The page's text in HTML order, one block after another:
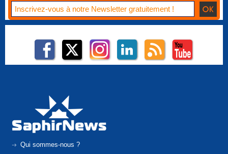
Qui sommes-nous ?